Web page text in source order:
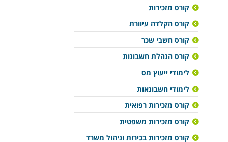
קורס מזכירות
קורס הקלדה עיוורת
קורס חשבי שכר
קורס הנהלת חשבונות
לימודי ייעוץ מס
לימודי חשבונאות
קורס מזכירות רפואית
קורס מזכירות משפטית
קורס מזכירות בכירות וניהול משרד